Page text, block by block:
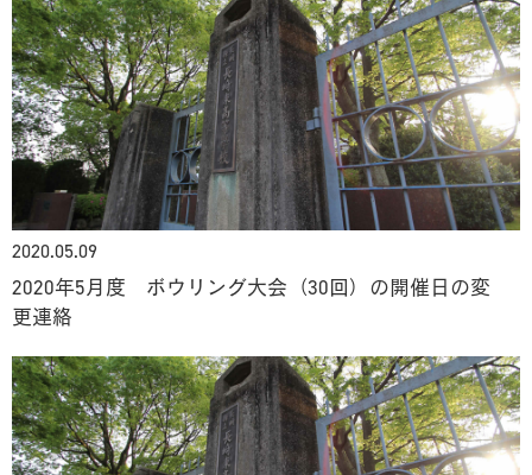
2020.05.09
2020年5月度 ボウリング大会（30回）の開催日の変
更連絡